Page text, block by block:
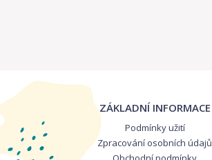
ZÁKLADNÍ INFORMACE
Podmínky užití
Zpracování osobních údajů